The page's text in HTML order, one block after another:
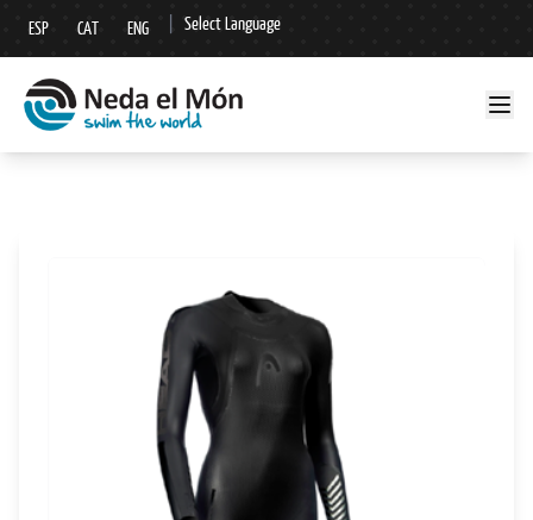
ESP CAT ENG Select Language
▼